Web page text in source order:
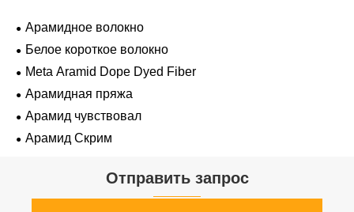
Арамидное волокно
Белое короткое волокно
Meta Aramid Dope Dyed Fiber
Арамидная пряжа
Арамид чувствовал
Арамид Скрим
Отправить запрос